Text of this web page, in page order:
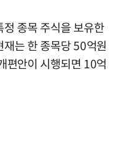
종목 주식을 보유한
는 한 종목당 50억원
편안이 시행되면 10억